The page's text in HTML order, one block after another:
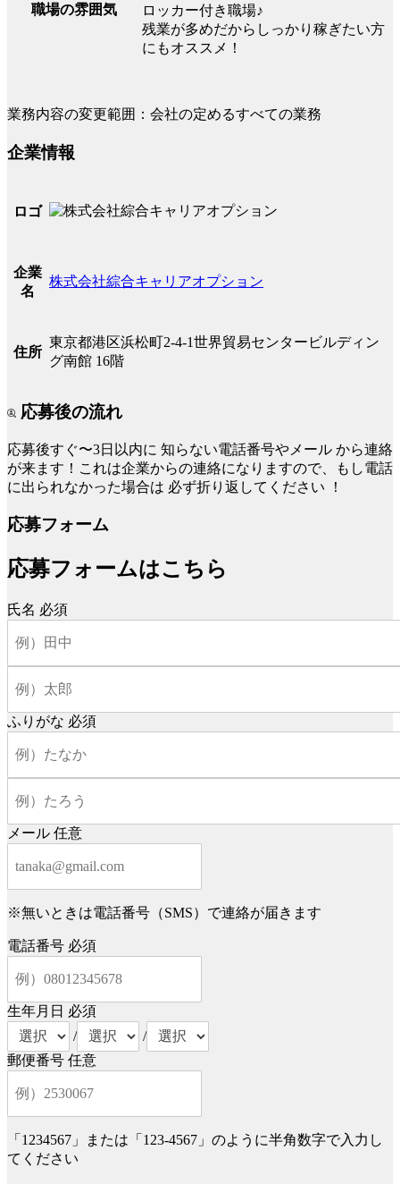
職場の雰囲気
ロッカー付き職場♪
残業が多めだからしっかり稼ぎたい方
にもオススメ！
業務内容の変更範囲：会社の定めるすべての業務
企業情報
ロゴ
企業
名
株式会社綜合キャリアオプション
住所
東京都港区浜松町2-4-1世界貿易センタービルディン
グ南館 16階
応募後の流れ
応募後すぐ〜3日以内に 知らない電話番号やメール から連絡
が来ます！これは企業からの連絡になりますので、もし電話
に出られなかった場合は 必ず折り返してください ！
応募フォーム
応募フォームはこちら
氏名 必須
ふりがな 必須
メール 任意
※無いときは電話番号（SMS）で連絡が届きます
電話番号 必須
生年月日 必須
/
/
郵便番号 任意
「1234567」または「123-4567」のように半角数字で入力し
てください